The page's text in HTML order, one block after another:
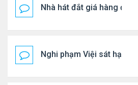
Nhà hát đắt giá hàng đầu
Nghi phạm Việi sát hại